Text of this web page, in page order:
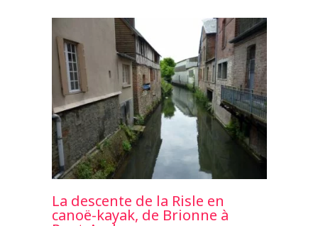
La descente de la Risle en
canoë-kayak, de Brionne à